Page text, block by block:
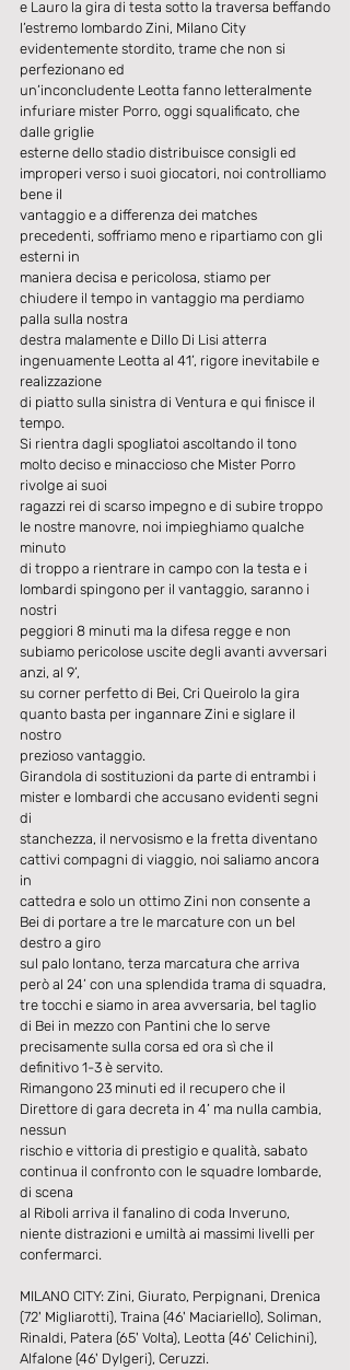
e Lauro la gira di testa sotto la traversa beffando
l’estremo lombardo Zini, Milano City
evidentemente stordito, trame che non si
perfezionano ed
un’inconcludente Leotta fanno letteralmente
infuriare mister Porro, oggi squalificato, che
dalle griglie
esterne dello stadio distribuisce consigli ed
improperi verso i suoi giocatori, noi controlliamo
bene il
vantaggio e a differenza dei matches
precedenti, soffriamo meno e ripartiamo con gli
esterni in
maniera decisa e pericolosa, stiamo per
chiudere il tempo in vantaggio ma perdiamo
palla sulla nostra
destra malamente e Dillo Di Lisi atterra
ingenuamente Leotta al 41’, rigore inevitabile e
realizzazione
di piatto sulla sinistra di Ventura e qui finisce il
tempo.
Si rientra dagli spogliatoi ascoltando il tono
molto deciso e minaccioso che Mister Porro
rivolge ai suoi
ragazzi rei di scarso impegno e di subire troppo
le nostre manovre, noi impieghiamo qualche
minuto
di troppo a rientrare in campo con la testa e i
lombardi spingono per il vantaggio, saranno i
nostri
peggiori 8 minuti ma la difesa regge e non
subiamo pericolose uscite degli avanti avversari
anzi, al 9’,
su corner perfetto di Bei, Cri Queirolo la gira
quanto basta per ingannare Zini e siglare il
nostro
prezioso vantaggio.
Girandola di sostituzioni da parte di entrambi i
mister e lombardi che accusano evidenti segni
di
stanchezza, il nervosismo e la fretta diventano
cattivi compagni di viaggio, noi saliamo ancora
in
cattedra e solo un ottimo Zini non consente a
Bei di portare a tre le marcature con un bel
destro a giro
sul palo lontano, terza marcatura che arriva
però al 24’ con una splendida trama di squadra,
tre tocchi e siamo in area avversaria, bel taglio
di Bei in mezzo con Pantini che lo serve
precisamente sulla corsa ed ora sì che il
definitivo 1-3 è servito.
Rimangono 23 minuti ed il recupero che il
Direttore di gara decreta in 4’ ma nulla cambia,
nessun
rischio e vittoria di prestigio e qualità, sabato
continua il confronto con le squadre lombarde,
di scena
al Riboli arriva il fanalino di coda Inveruno,
niente distrazioni e umiltà ai massimi livelli per
confermarci.
MILANO CITY: Zini, Giurato, Perpignani, Drenica
(72' Migliarotti), Traina (46' Maciariello), Soliman,
Rinaldi, Patera (65' Volta), Leotta (46' Celichini),
Alfalone (46' Dylgeri), Ceruzzi.